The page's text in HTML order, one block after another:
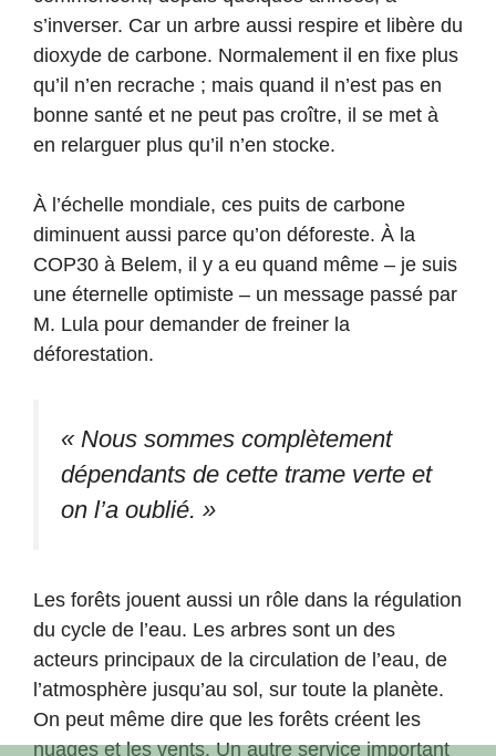
s’inverser. Car un arbre aussi respire et libère du
dioxyde de carbone. Normalement il en fixe plus
qu’il n’en recrache ; mais quand il n’est pas en
bonne santé et ne peut pas croître, il se met à
en relarguer plus qu’il n’en stocke.
À l’échelle mondiale, ces puits de carbone
diminuent aussi parce qu’on déforeste. À la
COP30 à Belem, il y a eu quand même – je suis
une éternelle optimiste – un message passé par
M. Lula pour demander de freiner la
déforestation.
« Nous sommes complètement
dépendants de cette trame verte et
on l’a oublié. »
Les forêts jouent aussi un rôle dans la régulation
du cycle de l’eau. Les arbres sont un des
acteurs principaux de la circulation de l’eau, de
l’atmosphère jusqu’au sol, sur toute la planète.
On peut même dire que les forêts créent les
nuages et les vents. Un autre service important